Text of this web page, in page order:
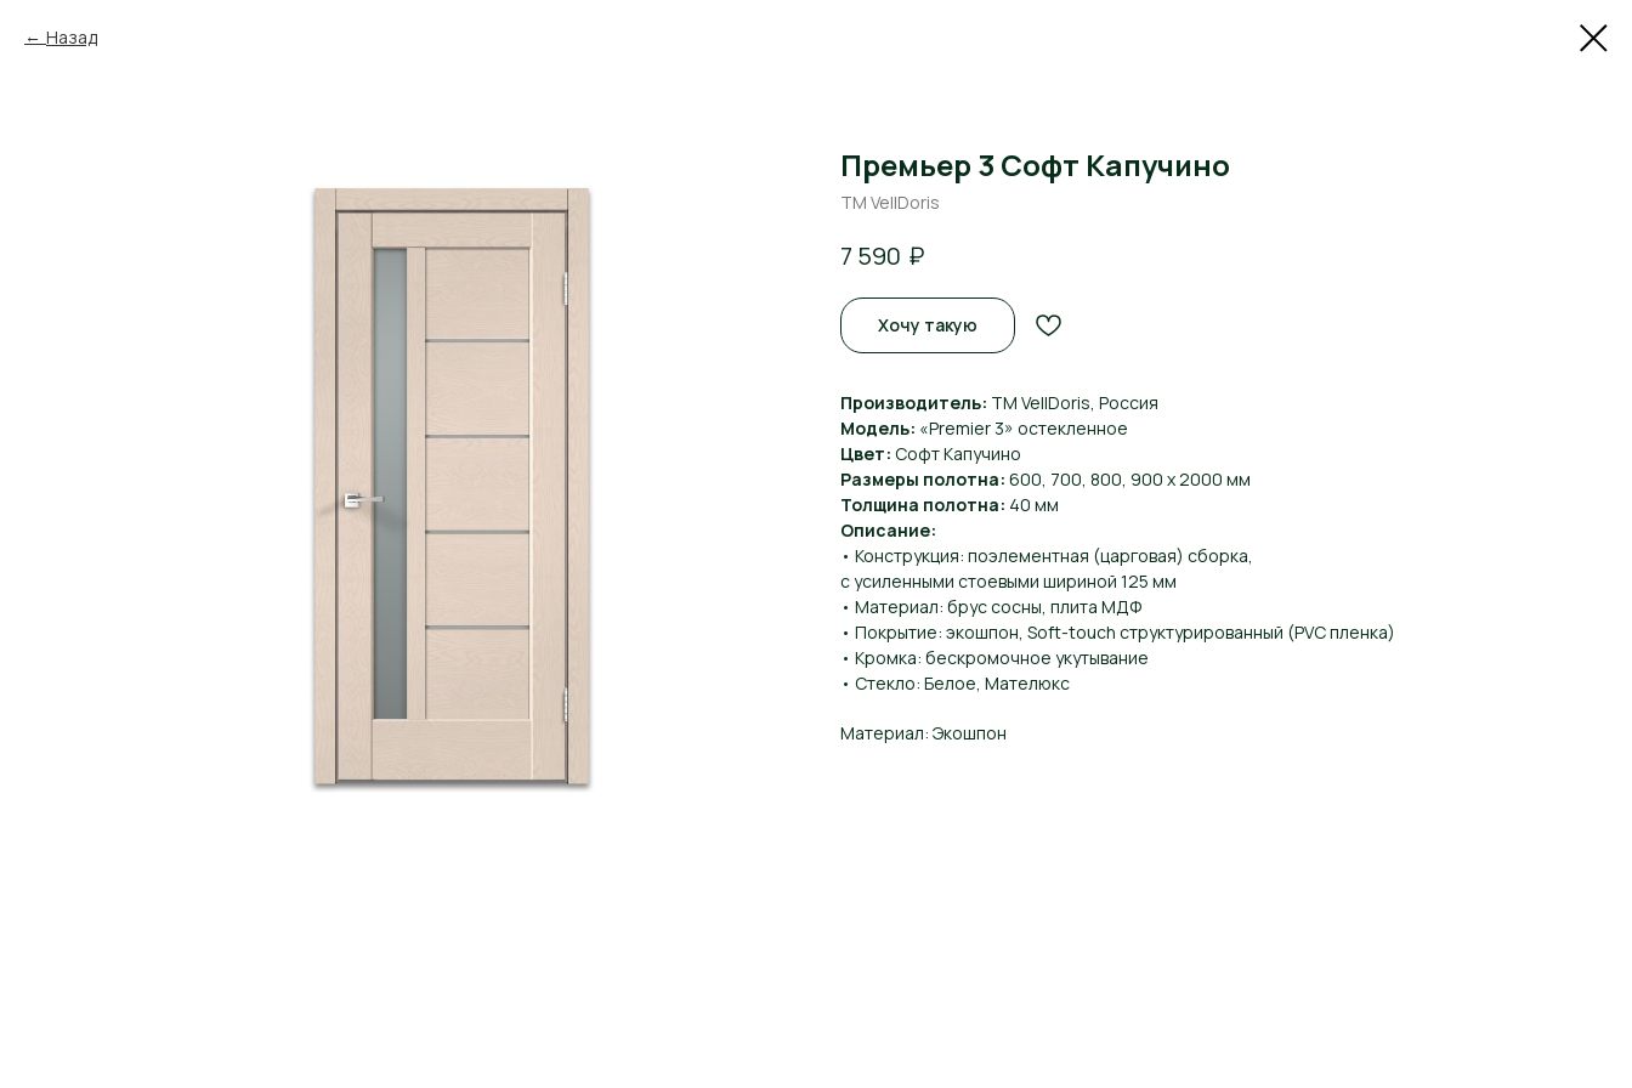
Назад
Премьер 3 Софт Капучино
ТМ VellDoris
7 590 ₽
Хочу такую
Производитель: ТМ VellDoris, Россия
Модель: «Premier 3» остекленное
Цвет: Софт Капучино
Размеры полотна: 600, 700, 800, 900 х 2000 мм
Толщина полотна: 40 мм
Описание:
• Конструкция: поэлементная (царговая) сборка,
с усиленными стоевыми шириной 125 мм
• Материал: брус сосны, плита МДФ
• Покрытие: экошпон, Soft-touch структурированный (PVC пленка)
• Кромка: бескромочное укутывание
• Стекло: Белое, Мателюкс
Материал: Экошпон